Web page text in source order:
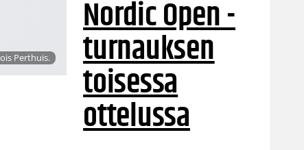
Perthuis.
Nordic Open -
turnauksen
toisessa
ottelussa